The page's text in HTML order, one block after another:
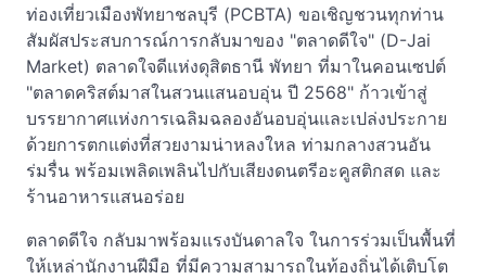
ท่องเที่ยวเมืองพัทยาชลบุรี (PCBTA) ขอเชิญชวนทุกท่าน
สัมผัสประสบการณ์การกลับมาของ "ตลาดดีใจ" (D-Jai
Market) ตลาดใจดีแห่งดุสิตธานี พัทยา ที่มาในคอนเซปต์
"ตลาดคริสต์มาสในสวนแสนอบอุ่น ปี 2568" ก้าวเข้าสู่
บรรยากาศแห่งการเฉลิมฉลองอันอบอุ่นและเปล่งประกาย
ด้วยการตกแต่งที่สวยงามน่าหลงใหล ท่ามกลางสวนอัน
ร่มรื่น พร้อมเพลิดเพลินไปกับเสียงดนตรีอะคูสติกสด และ
ร้านอาหารแสนอร่อย
ตลาดดีใจ กลับมาพร้อมแรงบันดาลใจ ในการร่วมเป็นพื้นที่
ให้เหล่านักงานฝีมือ ที่มีความสามารถในท้องถิ่นได้เติบโต